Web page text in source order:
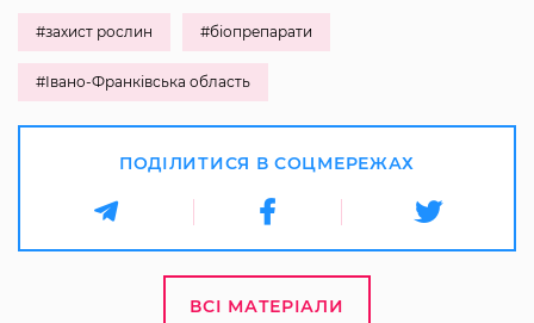
#захист рослин #біопрепарати
#Івано-Франківська область
ПОДІЛИТИСЯ В СОЦМЕРЕЖАХ
ВСІ МАТЕРІАЛИ